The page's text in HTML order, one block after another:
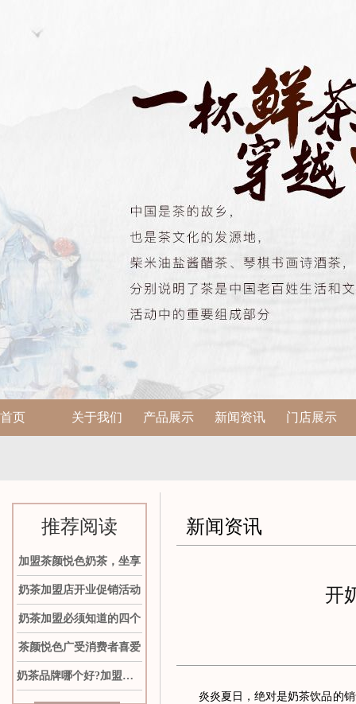
首页 关于我们 产品展示 新闻资讯 门店展示
推荐阅读
加盟茶颜悦色奶茶，坐享
奶茶加盟店开业促销活动
奶茶加盟必须知道的四个
茶颜悦色广受消费者喜爱
奶茶品牌哪个好?加盟茶颜
新闻资讯
开
炎炎夏日，绝对是奶茶饮品的销